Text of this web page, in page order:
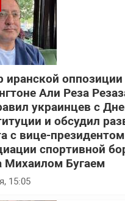
иранской оппозиции
Али Реза
украинцев с
и обсудил
с вице-президентом
спортивной
Михаилом Бугаем
15:05